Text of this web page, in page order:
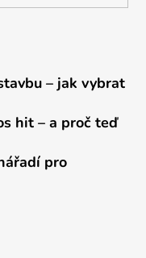
– jak vybrat
hit – a proč teď
pro